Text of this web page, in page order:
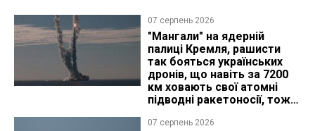
07 серпень 2026
"Мангали" на ядерній
палиці Кремля, рашисти
так бояться українських
дронів, що навіть за 7200
км ховають свої атомні
підводні ракетоносії, тож
07 серпень 2026